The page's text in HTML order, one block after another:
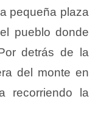
pequeña plaza
pueblo donde
detrás de la
del monte en
recorriendo la